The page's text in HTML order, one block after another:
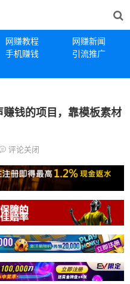
网赚教程
网赚新闻
手机赚钱
引流推广
钱的项目，靠模板素材
评论关闭